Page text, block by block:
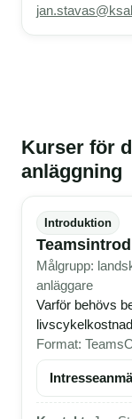
Kurser för
anläggning
Introduktion
Målgrupp:
anläggare
Varför behövs
Format: Teams